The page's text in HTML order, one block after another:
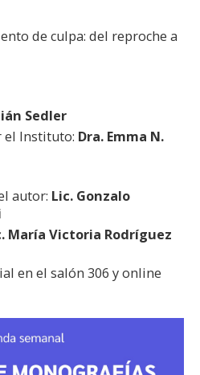
de culpa: del reproche a
Sedler
el Instituto: Dra. Emma N.
autor: Lic. Gonzalo
María Victoria Rodríguez
en el salón 306 y online